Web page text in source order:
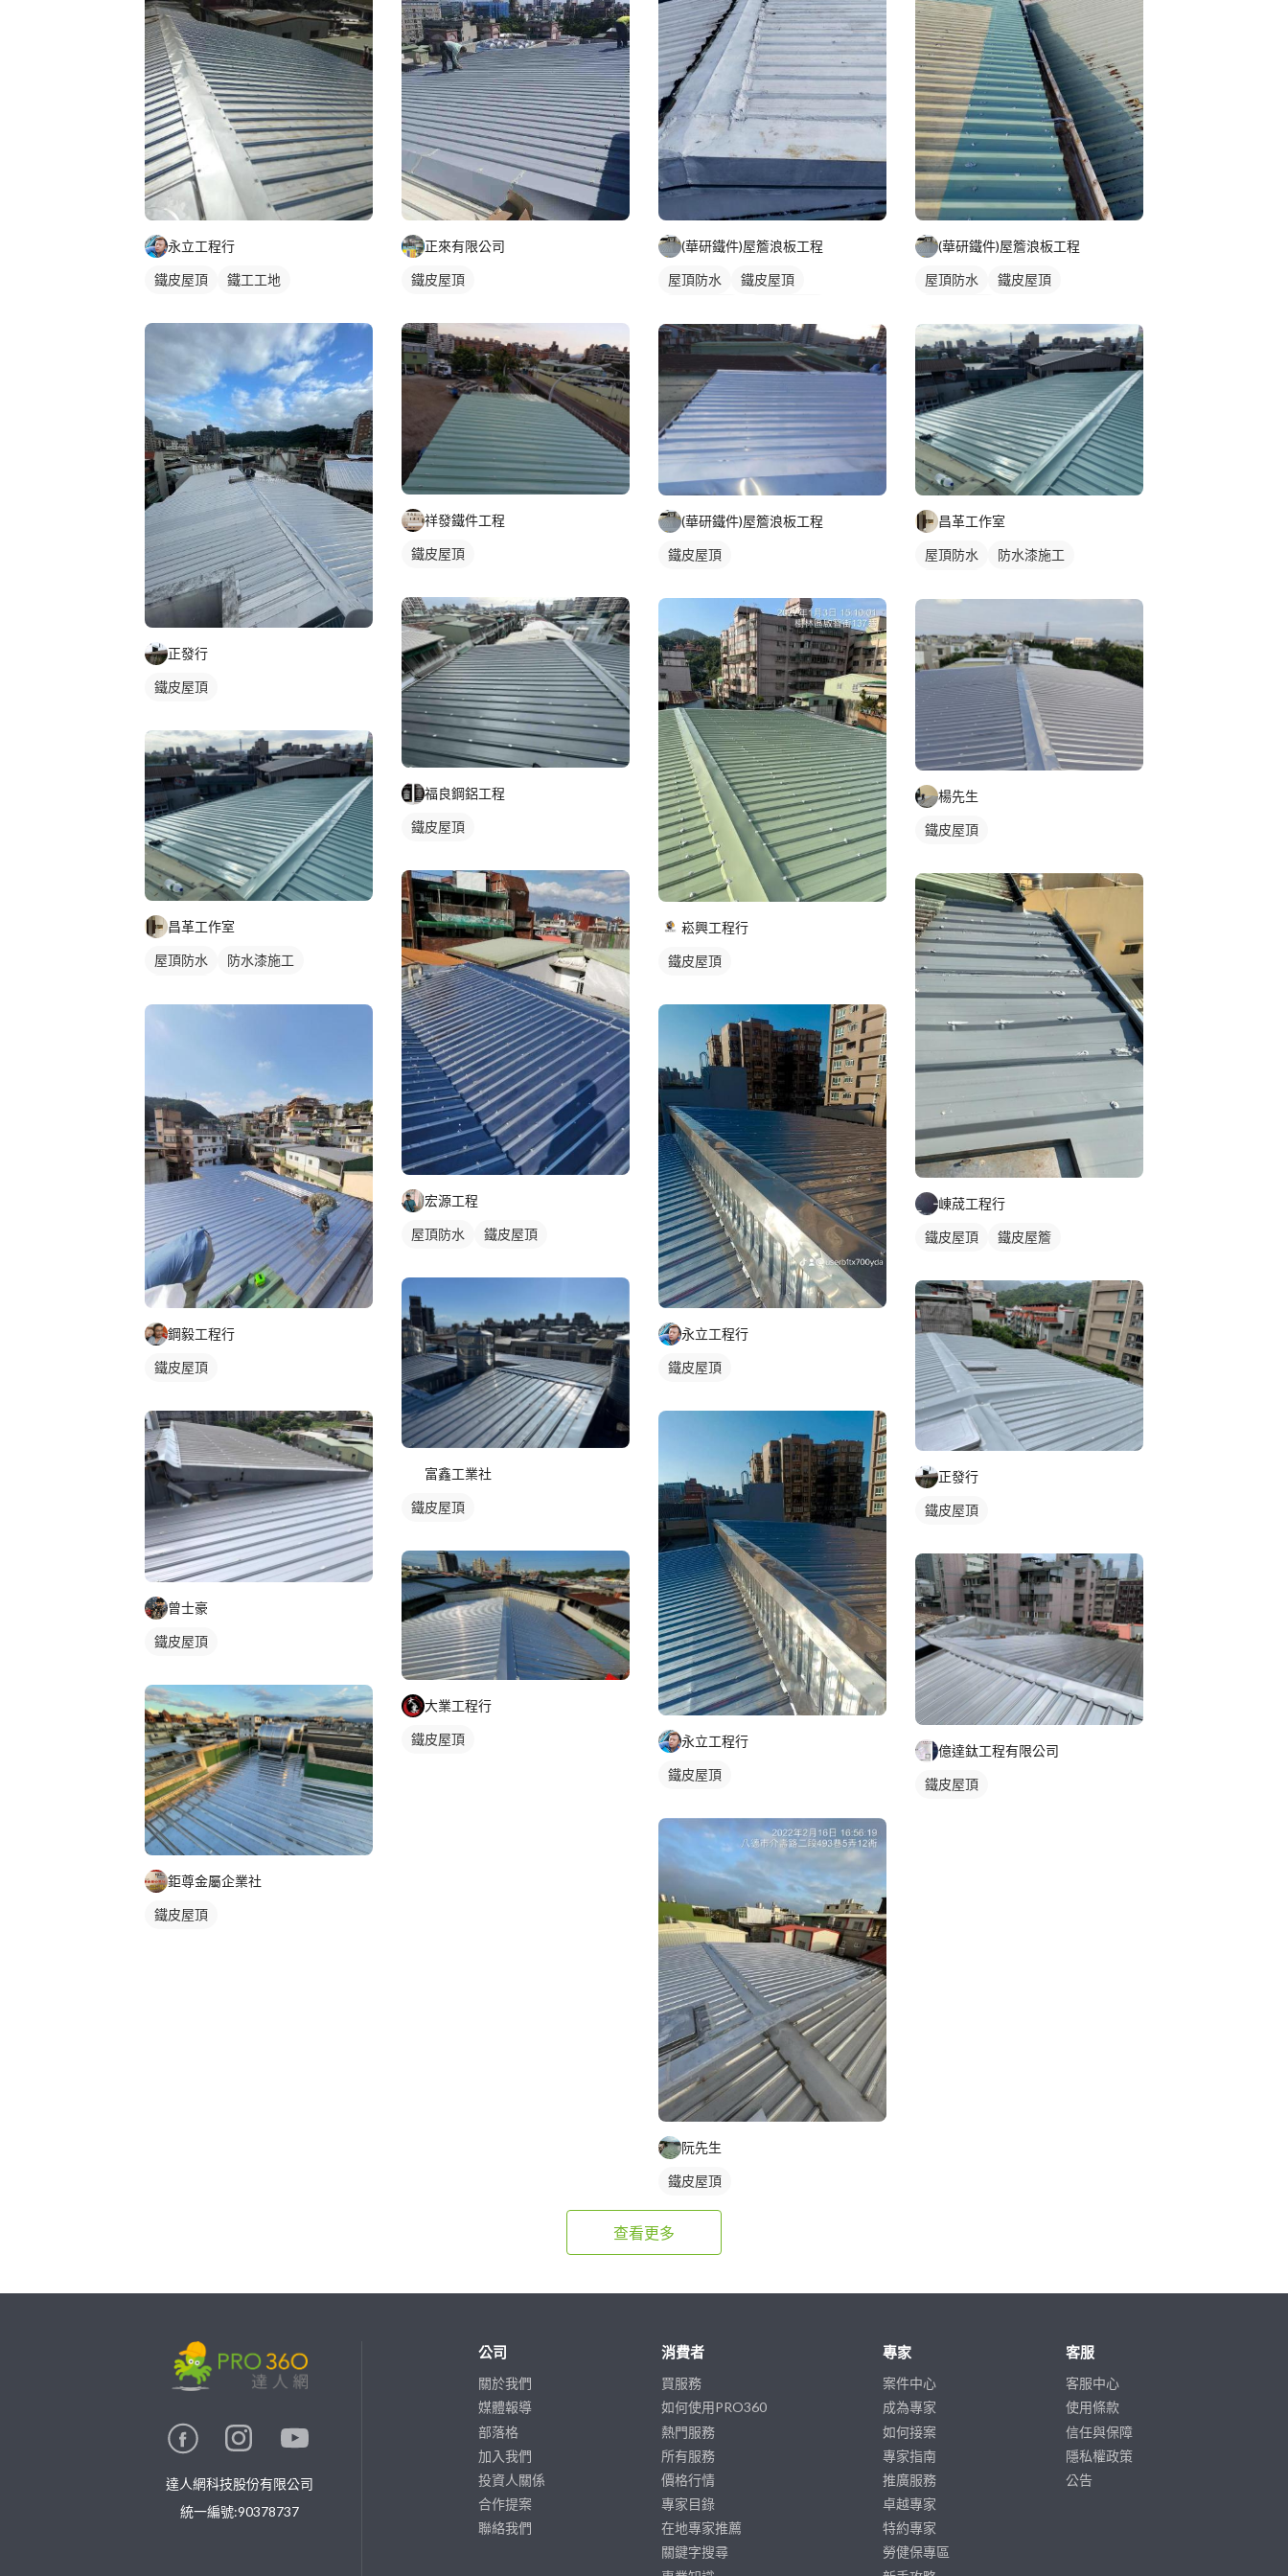
永立工程行
鐵皮屋頂 鐵工工地
正發行
鐵皮屋頂
昌革工作室
屋頂防水
防水漆施工
鋼毅工程行
鐵皮屋頂
曾士豪
鐵皮屋頂
鉅尊金屬企業社
鐵皮屋頂
正來有限公司
鐵皮屋頂
祥發鐵件工程
鐵皮屋頂
福良鋼鋁工程
鐵皮屋頂
宏源工程
屋頂防水 鐵皮屋頂
富鑫工業社
鐵皮屋頂
大業工程行
鐵皮屋頂
(華研鐵件)屋簷浪板工程
屋頂防水
鐵皮屋頂
(華研鐵件)屋簷浪板工程
鐵皮屋頂
崧興工程行
鐵皮屋頂
永立工程行
鐵皮屋頂
永立工程行
鐵皮屋頂
阮先生
鐵皮屋頂
(華研鐵件)屋簷浪板工程
屋頂防水
鐵皮屋頂
昌革工作室
屋頂防水
防水漆施工
楊先生
鐵皮屋頂
崠荿工程行
鐵皮屋頂 鐵皮屋簷
正發行
鐵皮屋頂
億達鈦工程有限公司
鐵皮屋頂
查看更多
達人網科技股份有限公司
統一編號:90378737
公司
關於我們
媒體報導
部落格
加入我們
投資人關係
合作提案
聯絡我們
消費者
買服務
如何使用PRO360
熱門服務
所有服務
價格行情
專家目錄
在地專家推薦
關鍵字搜尋
專家
案件中心
成為專家
如何接案
專家指南
推廣服務
卓越專家
特約專家
勞健保專區
客服
客服中心
使用條款
信任與保障
隱私權政策
公告